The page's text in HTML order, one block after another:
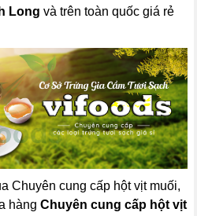
Long và trên toàn quốc giá rẻ
Chuyên cung cấp hột vịt muối,
hàngChuyên cung cấp hột vịt